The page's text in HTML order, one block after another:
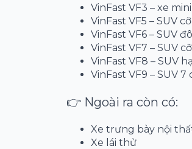
VinFast VF3 – xe
VinFast VF5 – SUV
VinFast VF6 – SUV
VinFast VF7 – SUV
VinFast VF8 – SUV
VinFast VF9 – SUV 7
👉 Ngoài ra còn có:
Xe trưng bày nội
Xe lái thử